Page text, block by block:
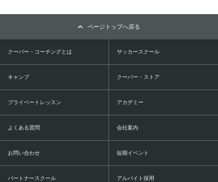
ページトップへ戻る
クーバー・コーチングとは サッカースクール
キャンプ クーバー・ストア
プライベートレッスン アカデミー
よくある質問 会社案内
お問い合わせ 短期イベント
パートナースクール アルバイト採用